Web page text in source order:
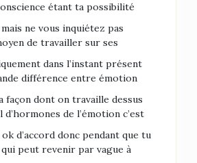
étant ta possibilité
ne vous inquiétez pas
de travailler sur ses
dans l’instant présent
différence entre émotion
façon dont on travaille dessus
de l’émotion c’est
d’accord donc pendant que tu
peut revenir par vague à